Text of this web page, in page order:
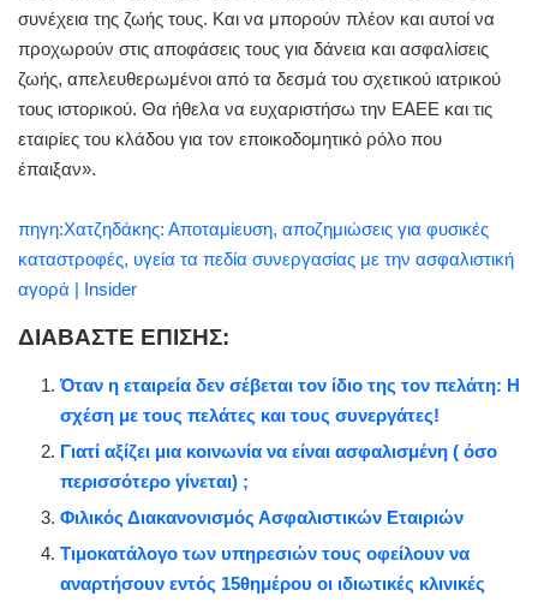
συνέχεια της ζωής τους. Και να μπορούν πλέον και αυτοί να
προχωρούν στις αποφάσεις τους για δάνεια και ασφαλίσεις
ζωής, απελευθερωμένοι από τα δεσμά του σχετικού ιατρικού
τους ιστορικού. Θα ήθελα να ευχαριστήσω την ΕΑΕΕ και τις
εταιρίες του κλάδου για τον εποικοδομητικό ρόλο που
έπαιξαν».
πηγη:Χατζηδάκης: Αποταμίευση, αποζημιώσεις για φυσικές
καταστροφές, υγεία τα πεδία συνεργασίας με την ασφαλιστική
αγορά | Insider
ΔΙΑΒΑΣΤΕ ΕΠΙΣΗΣ:
Όταν η εταιρεία δεν σέβεται τον ίδιο της τον πελάτη: Η
σχέση με τους πελάτες και τους συνεργάτες!
Γιατί αξίζει μια κοινωνία να είναι ασφαλισμένη ( όσο
περισσότερο γίνεται) ;
Φιλικός Διακανονισμός Ασφαλιστικών Εταιριών
Τιμοκατάλογο των υπηρεσιών τους οφείλουν να
αναρτήσουν εντός 15θημέρου οι ιδιωτικές κλινικές